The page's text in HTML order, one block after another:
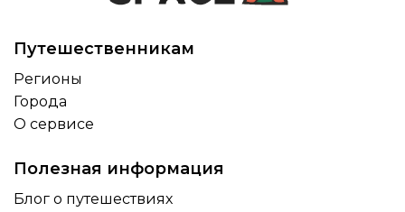
Путешественникам
Регионы
Города
О сервисе
Полезная информация
Блог о путешествиях